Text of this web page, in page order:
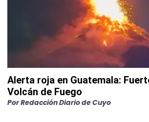
Alerta roja en Guatemala:
Volcán de Fuego
PorRedacción Diario de Cuyo